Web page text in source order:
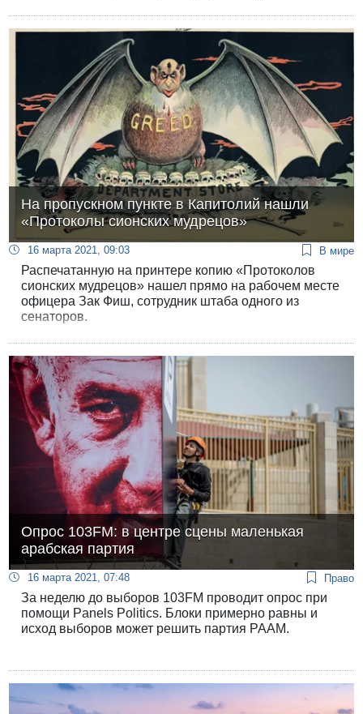
На пропускном пункте в Капитолий нашли
«Протоколы сионских мудрецов»
16 марта 2021, 09:03 В мире
Распечатанную на принтере копию «Протоколов
сионских мудрецов» нашел прямо на рабочем месте
офицера Зак Фиш, сотрудник штаба одного из
сенаторов.
Опрос 103FM: в центре сцены маленькая
арабская партия
16 марта 2021, 07:48 Право
За неделю до выборов 103FM проводит опрос при
помощи Panels Politics. Блоки примерно равны и
исход выборов может решить партия РААМ.